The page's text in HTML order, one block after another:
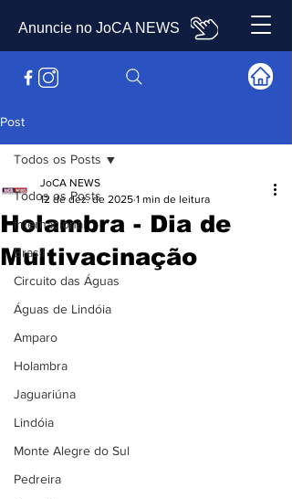
Anuncie no JoCA NEWS
Post
Todos os Posts
Internacional
Brasil
Circuito das Águas
Águas de Lindóia
Amparo
Holambra
Jaguariúna
Lindóia
Monte Alegre do Sul
Pedreira
Todos os Posts
Holambra - Dia de
Multivacinação
JoCA NEWS
12 de dez. de 2025 1 min de leitura